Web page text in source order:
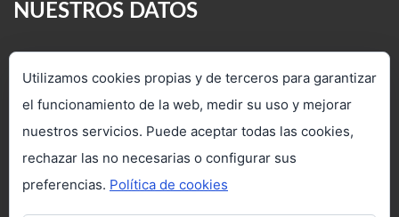
NUESTROS DATOS
(+34) 91 712 37 47 - 91 660 12 07
www.viajesacipiter.com
in**@************er.com
Utilizamos cookies propias y de terceros para garantizar
el funcionamiento de la web, medir su uso y mejorar
nuestros servicios. Puede aceptar todas las cookies,
rechazar las no necesarias o configurar sus
preferencias. Política de cookies